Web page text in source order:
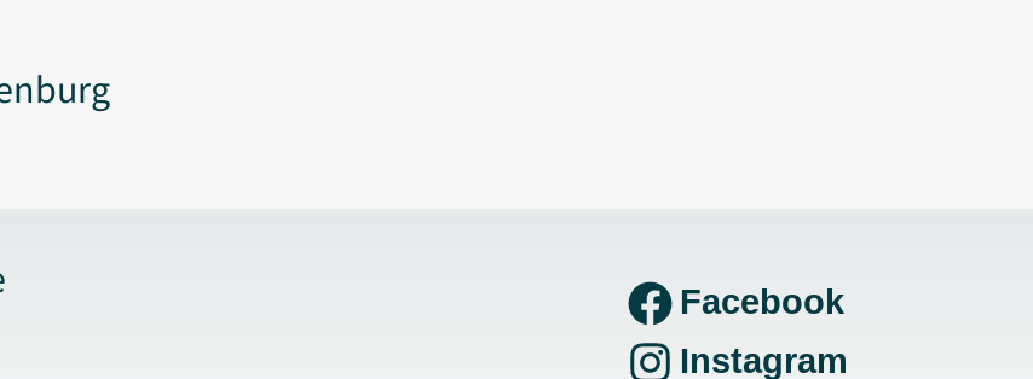
Facebook
Instagram